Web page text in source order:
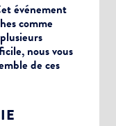
événement
comme
nous vous
de ces